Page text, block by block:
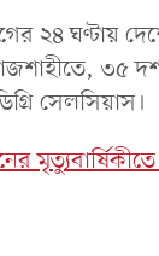
২৪ ঘণ্টায়
৩৫
সেলসিয়াস।